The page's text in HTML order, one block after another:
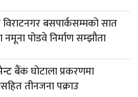
विराटनगर बसपार्कसम्मको सात
नमूना पोडवे निर्माण सम्झौता
बैंक घोटाला प्रकरणमा
तीनजना पक्राउ